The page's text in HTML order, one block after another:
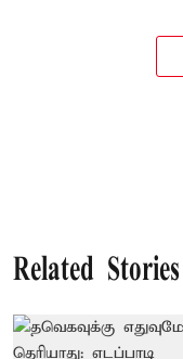
Related Stories